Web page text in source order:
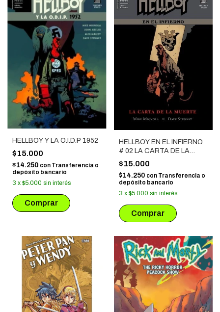
HELLBOY Y LA O.I.D.P 1952
$15.000
$14.250 con Transferencia o
depósito bancario
3 x $5.000 sin interés
HELLBOY EN EL INFIERNO
# 02 LA CARTA DE LA
MUERTE
$15.000
$14.250 con Transferencia o
depósito bancario
3 x $5.000 sin interés